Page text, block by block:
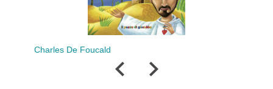
Charles De Foucald